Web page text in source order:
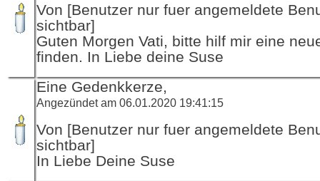
Von [Benutzer nur fuer angemeldete
sichtbar]
Guten Morgen Vati, bitte hilf mir eine
finden. In Liebe deine Suse
Eine Gedenkkerze,
Angezündet am 06.01.2020 19:41:15
Von [Benutzer nur fuer angemeldete
sichtbar]
In Liebe Deine Suse